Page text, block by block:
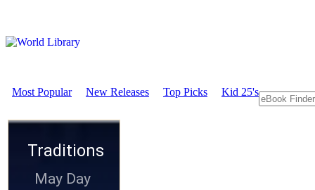
Most Popular New Releases Top Picks Kid 25's